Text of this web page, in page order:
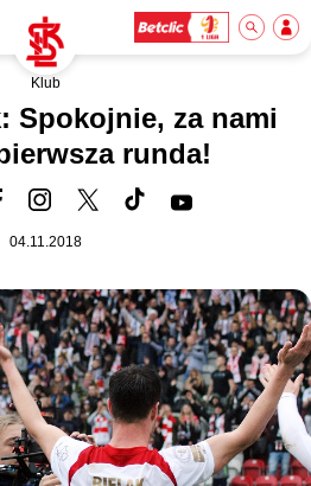
Klub
Spokojnie, za nami
runda!
04.11.2018